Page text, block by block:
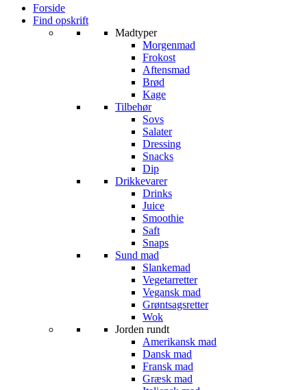
Forside
Find opskrift
Madtyper
Morgenmad
Frokost
Aftensmad
Brød
Kage
Tilbehør
Sovs
Salater
Dressing
Snacks
Dip
Drikkevarer
Drinks
Juice
Smoothie
Saft
Snaps
Sund mad
Slankemad
Vegetarretter
Vegansk mad
Grøntsagsretter
Wok
Jorden rundt
Amerikansk mad
Dansk mad
Fransk mad
Græsk mad